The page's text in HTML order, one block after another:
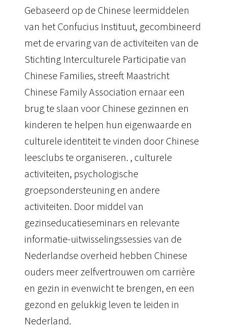
Gebaseerd op de Chinese leermiddelen
van het Confucius Instituut, gecombineerd
met de ervaring van de activiteiten van de
Stichting Interculturele Participatie van
Chinese Families, streeft Maastricht
Chinese Family Association ernaar een
brug te slaan voor Chinese gezinnen en
kinderen te helpen hun eigenwaarde en
culturele identiteit te vinden door Chinese
leesclubs te organiseren. , culturele
activiteiten, psychologische
groepsondersteuning en andere
activiteiten. Door middel van
gezinseducatieseminars en relevante
informatie-uitwisselingssessies van de
Nederlandse overheid hebben Chinese
ouders meer zelfvertrouwen om carrière
en gezin in evenwicht te brengen, en een
gezond en gelukkig leven te leiden in
Nederland.